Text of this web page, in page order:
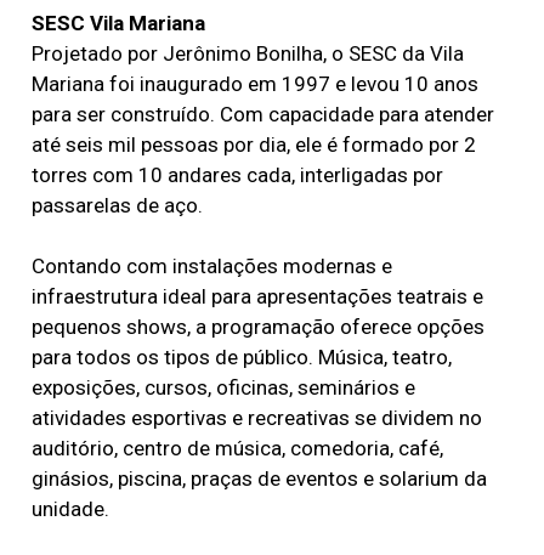
SESC Vila Mariana
Projetado por Jerônimo Bonilha, o SESC da Vila
Mariana foi inaugurado em 1997 e levou 10 anos
para ser construído. Com capacidade para atender
até seis mil pessoas por dia, ele é formado por 2
torres com 10 andares cada, interligadas por
passarelas de aço.
Contando com instalações modernas e
infraestrutura ideal para apresentações teatrais e
pequenos shows, a programação oferece opções
para todos os tipos de público. Música, teatro,
exposições, cursos, oficinas, seminários e
atividades esportivas e recreativas se dividem no
auditório, centro de música, comedoria, café,
ginásios, piscina, praças de eventos e solarium da
unidade.